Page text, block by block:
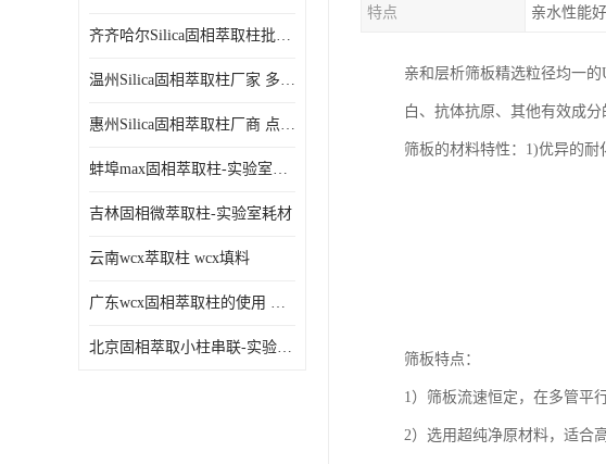
齐齐哈尔Silica固相萃取柱批发 更多请咨询
温州Silica固相萃取柱厂家 多种规格
惠州Silica固相萃取柱厂商 点击查询更多
蚌埠max固相萃取柱-实验室耗材
吉林固相微萃取柱-实验室耗材
云南wcx萃取柱 wcx填料
广东wcx固相萃取柱的使用 wcx固相萃取柱通用流程
北京固相萃取小柱串联-实验室耗材
特点 亲水性能好
亲和层析筛板精选粒径均一
白、抗体抗原、其他有效成分
筛板的材料特性：1)优异的耐
筛板特点：
1）筛板流速恒定，在多管平
2）选用超纯净原材料，适合